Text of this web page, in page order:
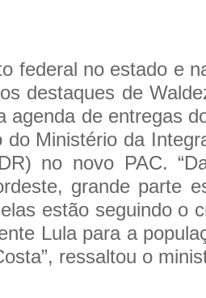
federal no estado e
destaques de
agenda de entregas
do Ministério da
no novo PAC.
grande parte
estão seguindo o
Lula para a
ressaltou o